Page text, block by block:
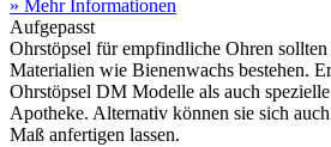
» Mehr Informationen
Aufgepasst
Ohrstöpsel für empfindliche Ohren sollten
Materialien wie Bienenwachs bestehen.
Ohrstöpsel DM Modelle als auch
Apotheke. Alternativ können sie sich
Maß anfertigen lassen.